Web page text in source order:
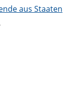
aus Staaten